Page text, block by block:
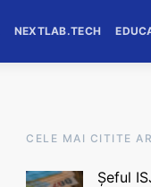
NEXTLAB.TECH
CELE MAI CITITE
Șeful